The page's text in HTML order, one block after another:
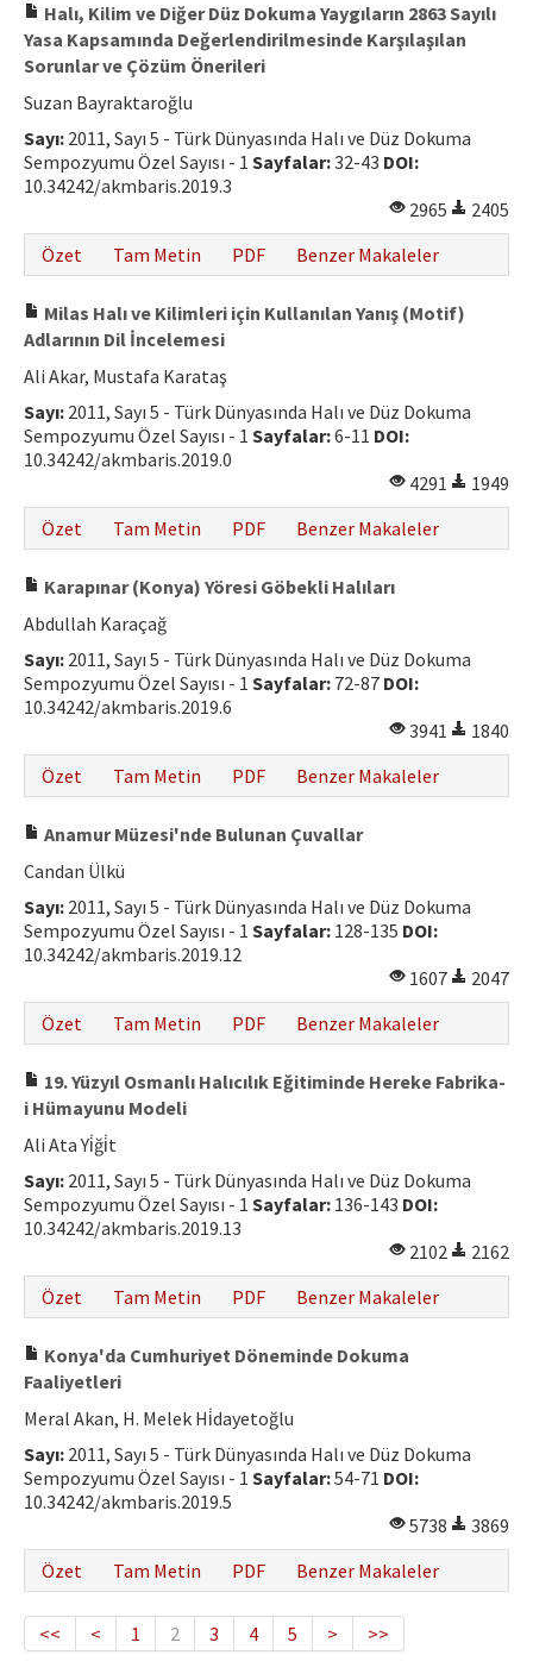
Halı, Kilim ve Diğer Düz Dokuma Yaygıların 2863 Sayılı
Yasa Kapsamında Değerlendirilmesinde Karşılaşılan
Sorunlar ve Çözüm Önerileri
Suzan Bayraktaroğlu
Sayı: 2011, Sayı 5 - Türk Dünyasında Halı ve Düz Dokuma
Sempozyumu Özel Sayısı - 1 Sayfalar:32-43 DOI:
10.34242/akmbaris.2019.3
2965
2405
Özet
Tam Metin PDF Benzer Makaleler
Milas Halı ve Kilimleri için Kullanılan Yanış (Motif)
Adlarının Dil İncelemesi
Ali Akar, Mustafa Karataş
Sayı: 2011, Sayı 5 - Türk Dünyasında Halı ve Düz Dokuma
Sempozyumu Özel Sayısı - 1 Sayfalar:6-11 DOI:
10.34242/akmbaris.2019.0
4291
1949
Özet
Tam Metin PDF Benzer Makaleler
Karapınar (Konya) Yöresi Göbekli Halıları
Abdullah Karaçağ
Sayı: 2011, Sayı 5 - Türk Dünyasında Halı ve Düz Dokuma
Sempozyumu Özel Sayısı - 1 Sayfalar: 72-87 DOI:
10.34242/akmbaris.2019.6
3941
1840
Özet
Tam Metin PDF Benzer Makaleler
Anamur Müzesi'nde Bulunan Çuvallar
Candan Ülkü
Sayı: 2011, Sayı 5 - Türk Dünyasında Halı ve Düz Dokuma
Sempozyumu Özel Sayısı - 1 Sayfalar: 128-135 DOI:
10.34242/akmbaris.2019.12
1607
2047
Özet
Tam Metin PDF Benzer Makaleler
19. Yüzyıl Osmanlı Halıcılık Eğitiminde Hereke Fabrika-
i Hümayunu Modeli
Ali Ata Yi̇ği̇t
Sayı: 2011, Sayı 5 - Türk Dünyasında Halı ve Düz Dokuma
Sempozyumu Özel Sayısı - 1 Sayfalar: 136-143 DOI:
10.34242/akmbaris.2019.13
2102
2162
Özet
Tam Metin PDF Benzer Makaleler
Konya'da Cumhuriyet Döneminde Dokuma
Faaliyetleri
Meral Akan, H. Melek Hi̇dayetoğlu
Sayı: 2011, Sayı 5 - Türk Dünyasında Halı ve Düz Dokuma
Sempozyumu Özel Sayısı - 1 Sayfalar:54-71 DOI:
10.34242/akmbaris.2019.5
5738
3869
Özet
Tam Metin PDF Benzer Makaleler
<< < 1 2 3 4 5 > >>